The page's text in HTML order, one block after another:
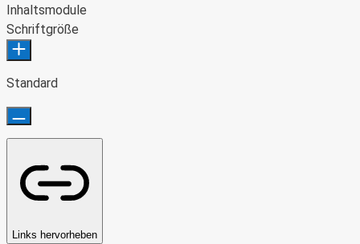
Inhaltsmodule
Schriftgröße
Standard
Links hervorheben